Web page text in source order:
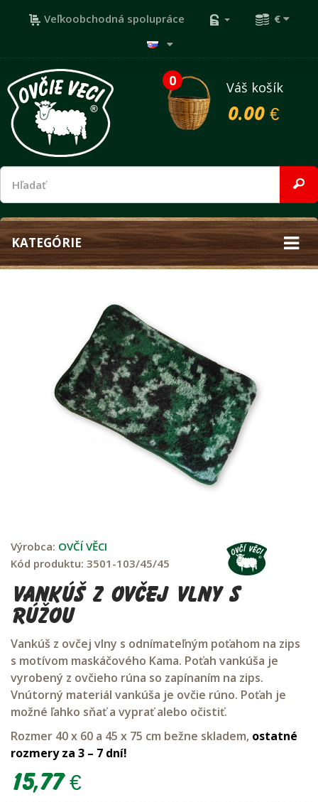
Veľkoobchodná spolupráce €
0
Váš košík
0.00 €
KATEGÓRIE
Výrobca: OVČÍ VĚCI
Kód produktu: 3501-103/45/45
Vankúš z ovčej vlny s
rúžou
Vankúš z ovčej vlny s odnímateľným poťahom na zips
s motívom maskáčového Kama. Poťah vankúša je
vyrobený z ovčieho rúna so zapínaním na zips.
Vnútorný materiál vankúša je ovčie rúno. Poťah je
možné ľahko sňať a vyprať alebo očistiť.
Rozmer 40 x 60 a 45 x 75 cm bežne skladem, ostatné
rozmery za 3 – 7 dní!
15,77 €